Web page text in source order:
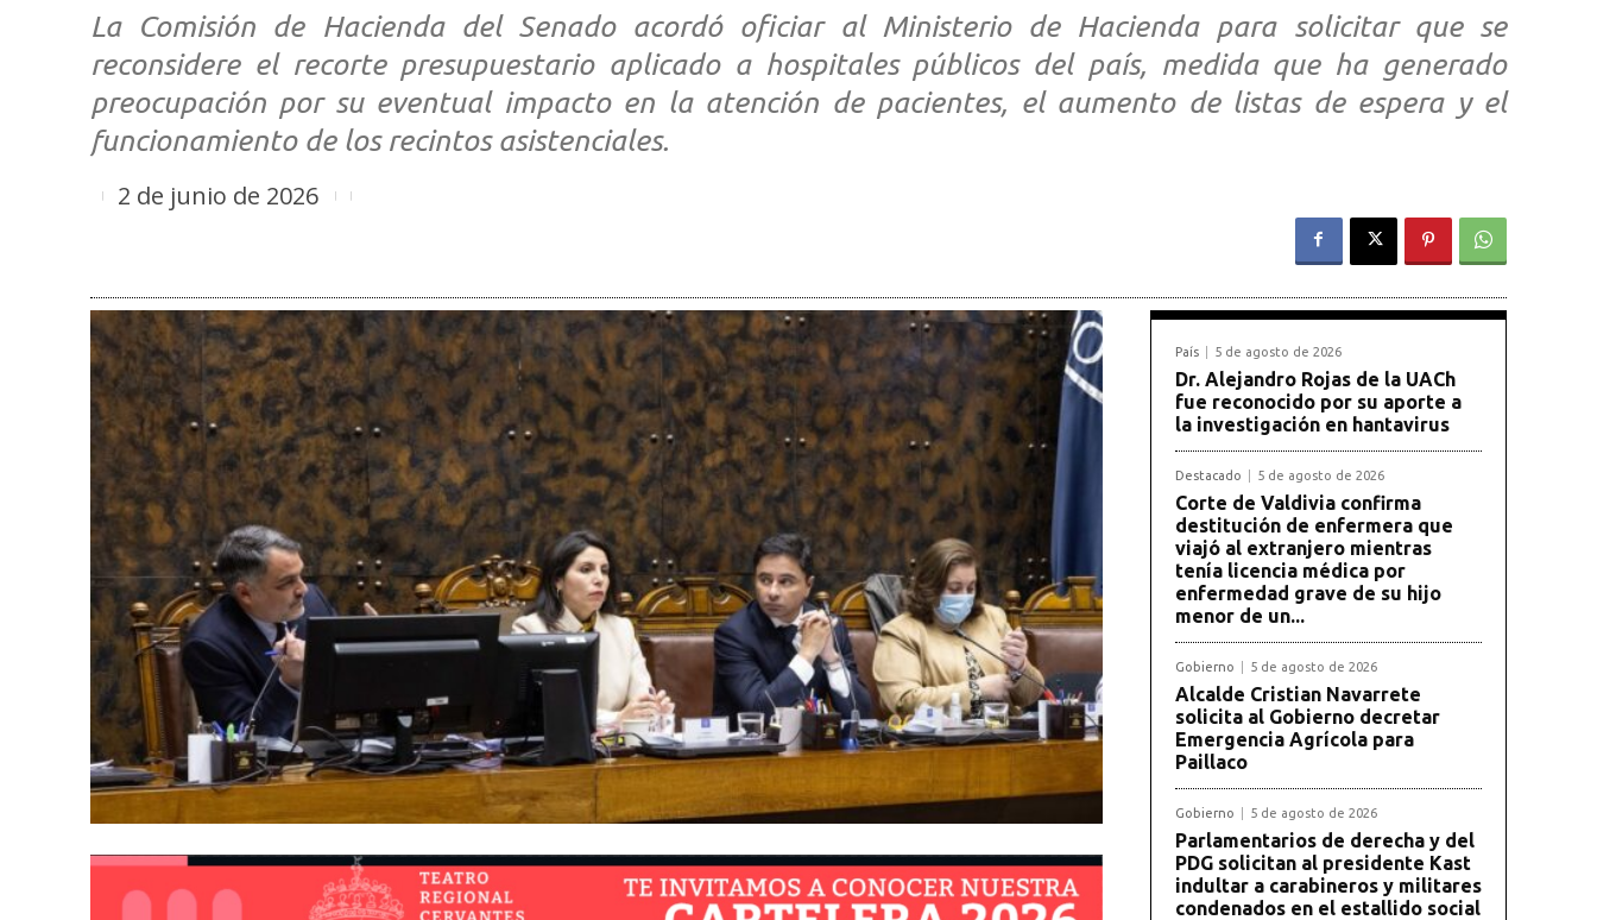
La Comisión de Hacienda del Senado acordó oficiar al Ministerio de Hacienda para solicitar que se
reconsidere el recorte presupuestario aplicado a hospitales públicos del país, medida que ha generado
preocupación por su eventual impacto en la atención de pacientes, el aumento de listas de espera y el
funcionamiento de los recintos asistenciales.
2 de junio de 2026
País 5 de agosto de 2026
Dr. Alejandro Rojas de la UACh
fue reconocido por su aporte a
la investigación en hantavirus
Destacado 5 de agosto de 2026
Corte de Valdivia confirma
destitución de enfermera que
viajó al extranjero mientras
tenía licencia médica por
enfermedad grave de su hijo
menor de un...
Gobierno 5 de agosto de 2026
Alcalde Cristian Navarrete
solicita al Gobierno decretar
Emergencia Agrícola para
Paillaco
Gobierno 5 de agosto de 2026
Parlamentarios de derecha y del
PDG solicitan al presidente Kast
indultar a carabineros y militares
condenados en el estallido social